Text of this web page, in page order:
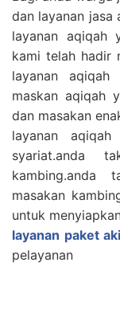
dan layanan jasa
layanan aqiqah
kami telah hadir
layanan
maskan aqiqah
dan masakan
layanan
syariat.anda
kambing.anda
masakan
untuk
layanan paket
pelayanan